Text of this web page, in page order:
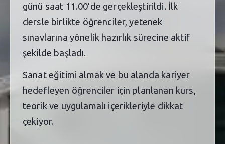
günü saat 11.00’de gerçekleştirildi. İlk
dersle birlikte öğrenciler, yetenek
sınavlarına yönelik hazırlık sürecine aktif
şekilde başladı.
Sanat eğitimi almak ve bu alanda kariyer
hedefleyen öğrenciler için planlanan kurs,
teorik ve uygulamalı içerikleriyle dikkat
çekiyor.